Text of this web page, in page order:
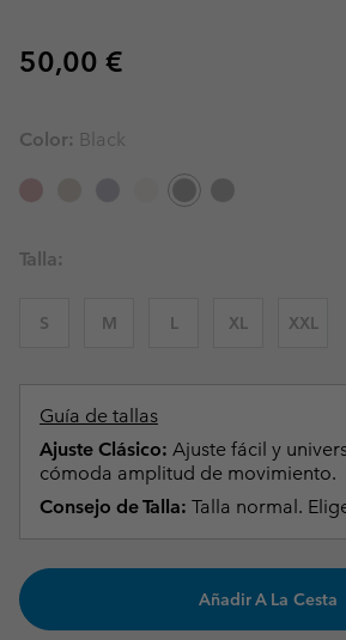
Regular price:
50,00 €
Color: Black
Talla:
S M L XL XXL
Guía de tallas
Ajuste Clásico: Ajuste fácil y
cómoda amplitud de movimiento.
Consejo de Talla: Talla normal.
Añadir A La Cesta